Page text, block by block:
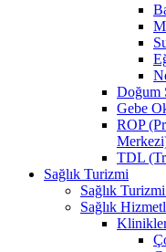
Doğum
Gebe
ROP
TDL
Sağlık Turizmi
Sağlık
Sağlık